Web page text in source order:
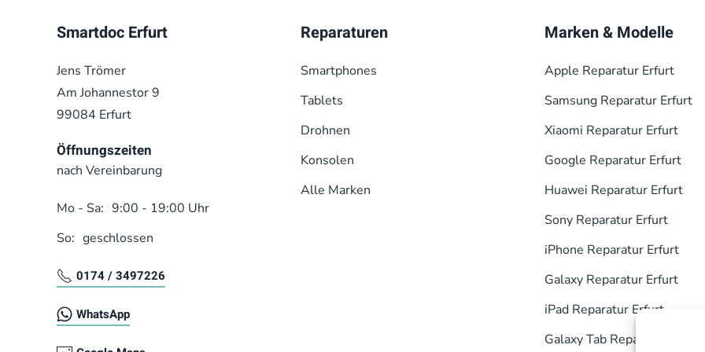
Smartdoc Erfurt
Jens Trömer
Am Johannestor 9
99084 Erfurt
Öffnungszeiten
nach Vereinbarung
Mo - Sa: 9:00 - 19:00 Uhr
So: geschlossen
0174 / 3497226
WhatsApp
Reparaturen
Smart­phones
Tablets
Drohnen
Konsolen
Alle Marken
Marken & Modelle
Apple Reparatur Erfurt
Samsung Reparatur Erfurt
Xiaomi Reparatur Erfurt
Google Reparatur Erfurt
Huawei Reparatur Erfurt
Sony Reparatur Erfurt
iPhone Reparatur Erfurt
Galaxy Reparatur Erfurt
iPad Reparatur Erfurt
Galaxy Tab Reparatur Erfurt